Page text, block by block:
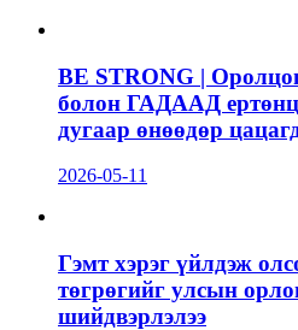
BE STRONG |
болон ГАДААД
дугаар өнөөдөр
2026-05-11
Гэмт хэрэг үйлдэж
төгрөгийг улсын
шийдвэрлэлээ